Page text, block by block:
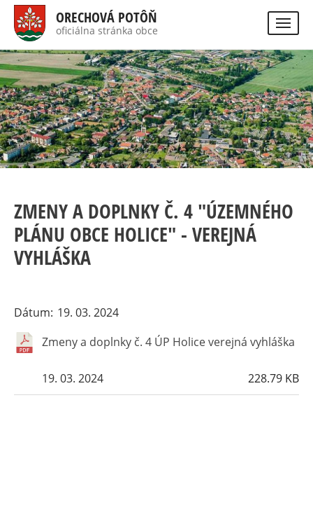
zum
ORECHOVÁ POTÔŇ
oficiálna stránka obce
site
version
ZMENY A DOPLNKY Č. 4 "ÚZEMNÉHO
PLÁNU OBCE HOLICE" - VEREJNÁ
VYHLÁŠKA
Dátum 19. 03. 2024
Zmeny a doplnky č. 4 ÚP Holice verejná vyhláška
228.79 KB
19. 03. 2024